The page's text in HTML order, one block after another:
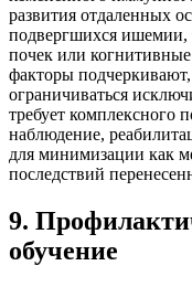
развития отдаленных
подвергшихся ишемии,
почек или
факторы
ограничиваться
требует комплексного
наблюдение,
для минимизации как
последствий
9.
обучение